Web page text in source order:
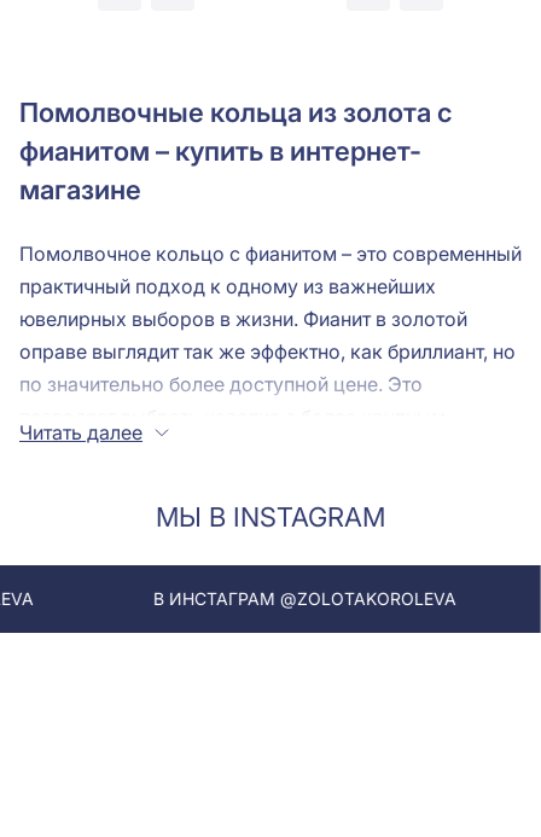
Помолвочные кольца из золота с
фианитом – купить в интернет-
магазине
Помолвочное кольцо с фианитом – это современный
практичный подход к одному из важнейших
ювелирных выборов в жизни. Фианит в золотой
оправе выглядит так же эффектно, как бриллиант, но
по значительно более доступной цене. Это
камнем или изысканным дизайном, не выходя за
В каталоге «Золотой Королевы» представлены
современных хало-дизайнов.
Читать далее
МЫ В INSTAGRAM
В ИНСТАГРАМ @ZOLOTAKOROLEVA В